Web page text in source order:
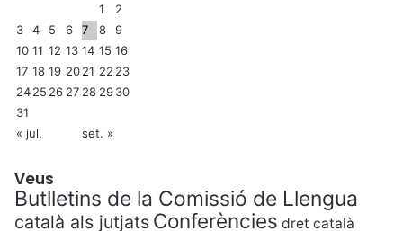
1
2
3
4 5 6 7 8
9
10 11 12 13 14 15 16
17 18 19 2021 22 23
2425 26 27 28 2930
31
« jul.
set. »
Veus
Butlletins de la Comissió de Llengua
català als jutjats Conferències dret català